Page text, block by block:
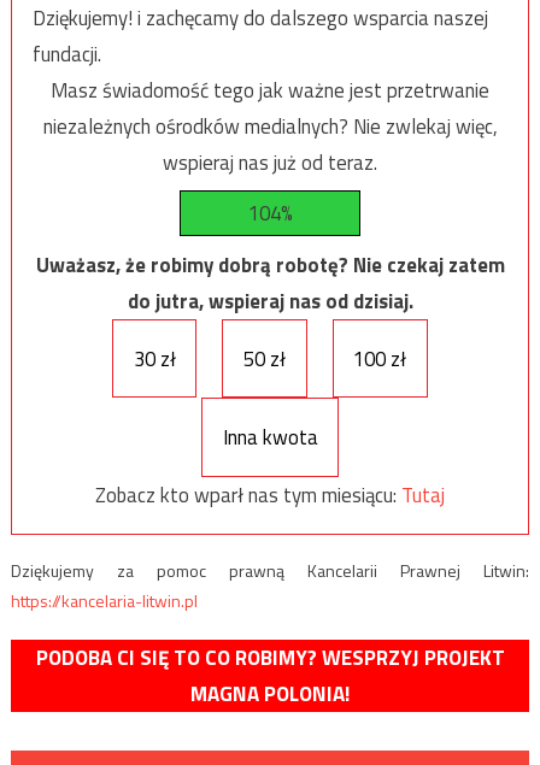
Dziękujemy! i zachęcamy do dalszego wsparcia naszej
fundacji.
Masz świadomość tego jak ważne jest przetrwanie
niezależnych ośrodków medialnych? Nie zwlekaj więc,
wspieraj nas już od teraz.
104%
Uważasz, że robimy dobrą robotę? Nie czekaj zatem
do jutra, wspieraj nas od dzisiaj.
30 zł
50 zł 100 zł
Inna kwota
Zobacz kto wparł nas tym miesiącu: Tutaj
Dziękujemy za pomoc prawną Kancelarii Prawnej Litwin:
https://kancelaria-litwin.pl
PODOBA CI SIĘ TO CO ROBIMY? WESPRZYJ PROJEKT
MAGNA POLONIA!